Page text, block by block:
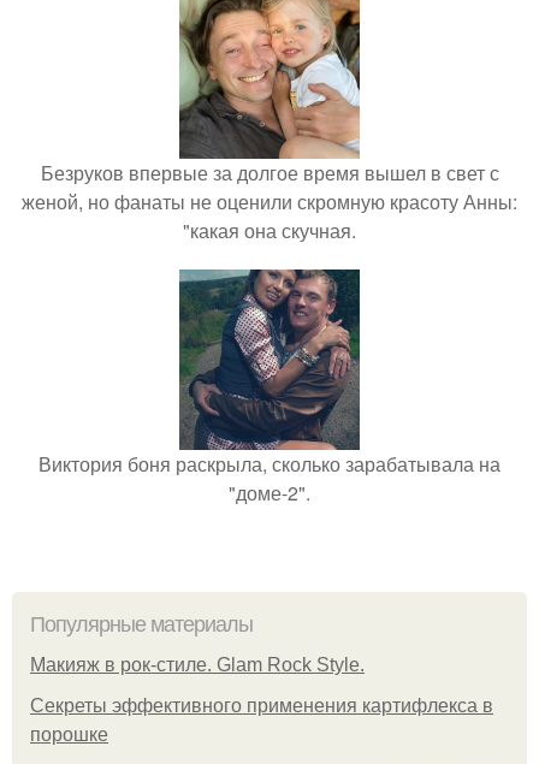
Безруков впервые за долгое время вышел в свет с
женой, но фанаты не оценили скромную красоту Анны:
"какая она скучная.
Виктория боня раскрыла, сколько зарабатывала на
"доме-2".
Популярные материалы
Макияж в рок-стиле. Glam Rock Style.
Секреты эффективного применения картифлекса в
порошке